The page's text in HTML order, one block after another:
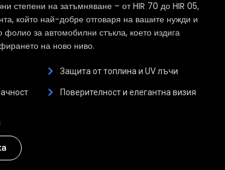
степени на затъмняване – от HIR 70 до HIR 05,
който най-добре отговаря на вашите нужди и
за автомобилни стъкла, което издига
на ново ниво.
Защита от топлина и UV лъчи
Поверителност и елегантна визия